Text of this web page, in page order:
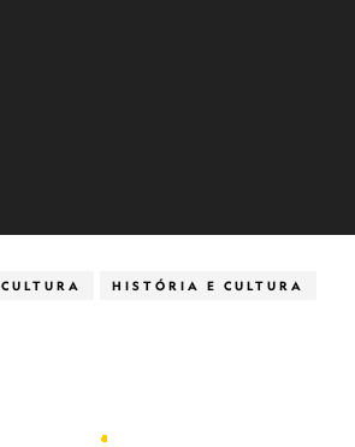
CULTURA HISTÓRIA E CULTURA